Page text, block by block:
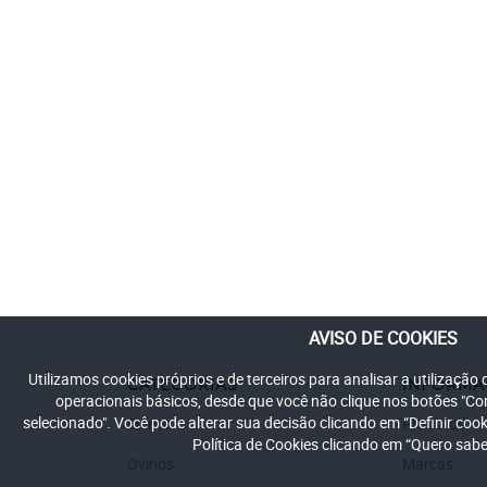
CATEGORIAS
Suínos
Produtos
AVISO DE COOKIES
Utilizamos cookies próprios e de terceiros para analisar a utilização
operacionais básicos, desde que você não clique nos botões
selecionado". Você pode alterar sua decisão clicando em “Definir
Política de Cookies clicando em “Quero